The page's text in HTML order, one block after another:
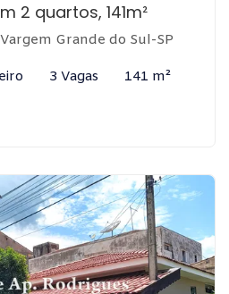
2 quartos, 141m²
Grande do Sul-SP
3 Vagas 141 m²